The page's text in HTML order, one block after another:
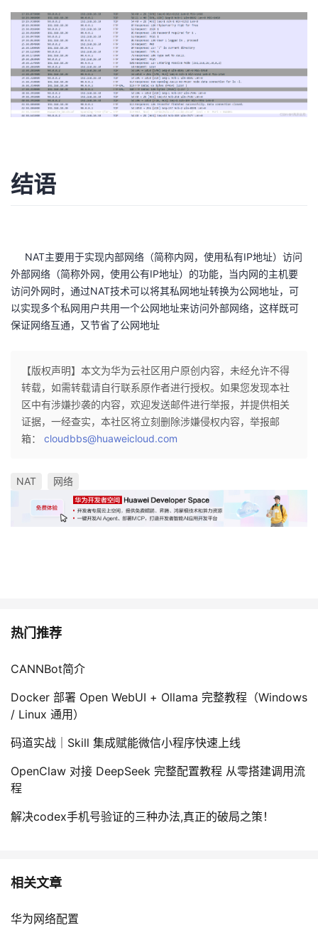
结语
NAT主要用于实现内部网络（简称内网，使用私有IP地址）访问
外部网络（简称外网，使用公有IP地址）的功能，当内网的主机要
访问外网时，通过NAT技术可以将其私网地址转换为公网地址，可
以实现多个私网用户共用一个公网地址来访问外部网络，这样既可
保证网络互通，又节省了公网地址
【版权声明】本文为华为云社区用户原创内容，未经允许不得
转载，如需转载请自行联系原作者进行授权。如果您发现本社
区中有涉嫌抄袭的内容，欢迎发送邮件进行举报，并提供相关
证据，一经查实，本社区将立刻删除涉嫌侵权内容，举报邮
箱： cloudbbs@huaweicloud.com
NAT 网络
热门推荐
CANNBot简介
Docker 部署 Open WebUI + Ollama 完整教程（Windows
/ Linux 通用）
码道实战｜Skill 集成赋能微信小程序快速上线
OpenClaw 对接 DeepSeek 完整配置教程 从零搭建调用流
程
解决codex手机号验证的三种办法,真正的破局之策！
相关文章
华为网络配置